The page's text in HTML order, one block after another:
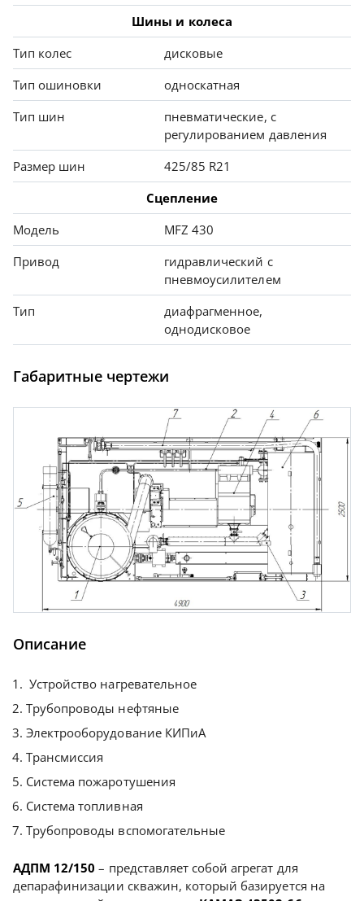
Шины и колеса
Тип колес
дисковые
Тип ошиновки
односкатная
Тип шин
пневматические, с
регулированием давления
Размер шин
425/85 R21
Сцепление
Модель
MFZ 430
Привод
гидравлический с
пневмоусилителем
Тип
диафрагменное,
однодисковое
Габаритные чертежи
Описание
Устройство нагревательное
Трубопроводы нефтяные
Электрооборудование КИПиА
Трансмиссия
Система пожаротушения
Система топливная
Трубопроводы вспомогательные
АДПМ 12/150 – представляет собой агрегат для
депарафинизации скважин, который базируется на